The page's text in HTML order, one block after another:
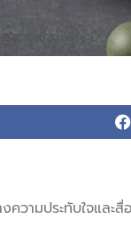
วามประทับใจและ